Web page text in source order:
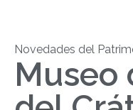
Novedades del
Museo